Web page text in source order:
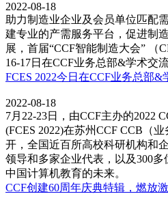
2022-08-18
助力制造业企业及会员单位匹配
建专业的产需服务平台，促进制
展，首届“CCF智能制造大会” （
16-17日在CCF业务总部&学术交
FCES 2022今日在CCF业务总部
2022-08-18
7月22-23日，由CCF主办的2022
(FCES 2022)在苏州CCF CCB（
开，全国近百所高校科研机构和
领导和多家企业代表，以及300
中国计算机教育的未来。
CCF创建60周年庆典特辑，燃放